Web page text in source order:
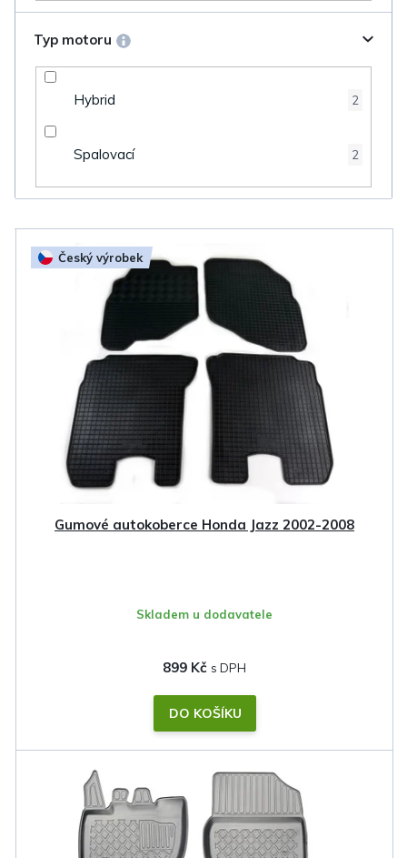
Typ motoru
Hybrid 2
Spalovací 2
Český výrobek
Gumové autokoberce Honda Jazz 2002-2008
Skladem u dodavatele
899 Kč
DO KOŠÍKU